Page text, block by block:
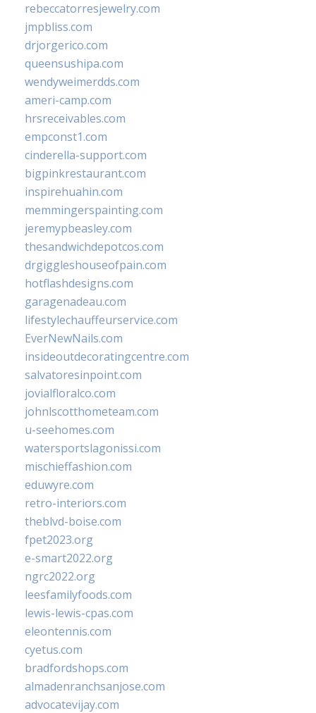
rebeccatorresjewelry.com
jmpbliss.com
drjorgerico.com
queensushipa.com
wendyweimerdds.com
ameri-camp.com
hrsreceivables.com
empconst1.com
cinderella-support.com
bigpinkrestaurant.com
inspirehuahin.com
memmingerspainting.com
jeremypbeasley.com
thesandwichdepotcos.com
drgiggleshouseofpain.com
hotflashdesigns.com
garagenadeau.com
lifestylechauffeurservice.com
EverNewNails.com
insideoutdecoratingcentre.com
salvatoresinpoint.com
jovialfloralco.com
johnlscotthometeam.com
u-seehomes.com
watersportslagonissi.com
mischieffashion.com
eduwyre.com
retro-interiors.com
theblvd-boise.com
fpet2023.org
e-smart2022.org
ngrc2022.org
leesfamilyfoods.com
lewis-lewis-cpas.com
eleontennis.com
cyetus.com
bradfordshops.com
almadenranchsanjose.com
advocatevijay.com